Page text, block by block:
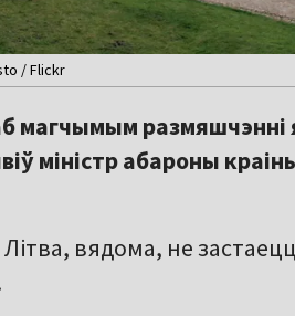
/ Flickr
магчымым размяшчэнні
міністр абароны
вядома, не